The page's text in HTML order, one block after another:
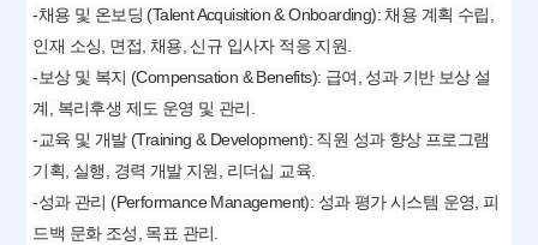
-채용 및 온보딩 (Talent Acquisition & Onboarding): 채용 계획 수립,
인재 소싱, 면접, 채용, 신규 입사자 적응 지원.
-보상 및 복지 (Compensation & Benefits): 급여, 성과 기반 보상 설
계, 복리후생 제도 운영 및 관리.
-교육 및 개발 (Training & Development): 직원 성과 향상 프로그램
기획, 실행, 경력 개발 지원, 리더십 교육.
-성과 관리 (Performance Management): 성과 평가 시스템 운영, 피
드백 문화 조성, 목표 관리.